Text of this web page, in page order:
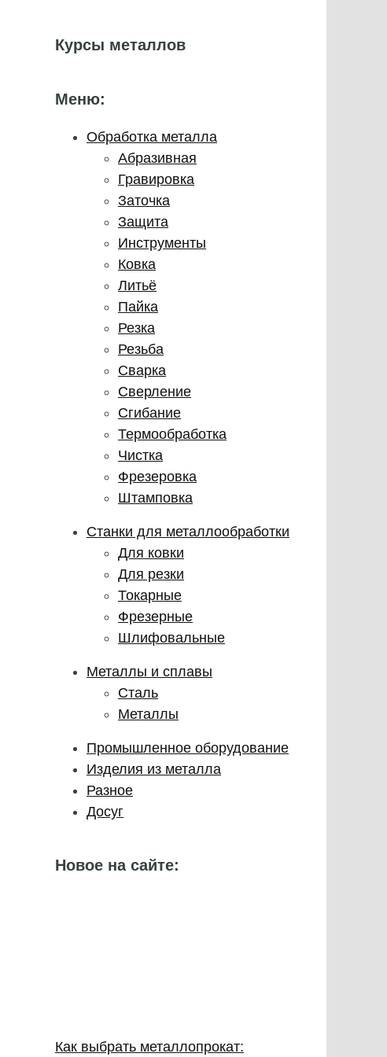
Курсы металлов
Меню:
Обработка металла
Абразивная
Гравировка
Заточка
Защита
Инструменты
Ковка
Литьё
Пайка
Резка
Резьба
Сварка
Сверление
Сгибание
Термообработка
Чистка
Фрезеровка
Штамповка
Станки для металлообработки
Для ковки
Для резки
Токарные
Фрезерные
Шлифовальные
Металлы и сплавы
Сталь
Металлы
Промышленное оборудование
Изделия из металла
Разное
Досуг
Новое на сайте:
Как выбрать металлопрокат: